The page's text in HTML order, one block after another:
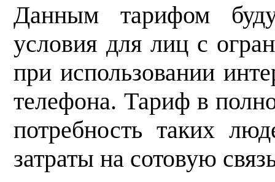
Данным тарифом
условия для лиц с
при использовании
телефона. Тариф в
потребность таких
затраты на сотовую